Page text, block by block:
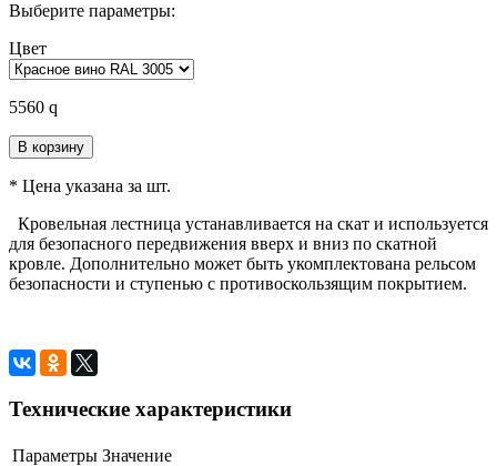
Выберите параметры:
Цвет
5560 q
В корзину
* Цена указана за шт.
Кровельная лестница устанавливается на скат и используется
для безопасного передвижения вверх и вниз по скатной
кровле. Дополнительно может быть укомплектована рельсом
безопасности и ступенью с противоскользящим покрытием.
Технические характеристики
Параметры Значение